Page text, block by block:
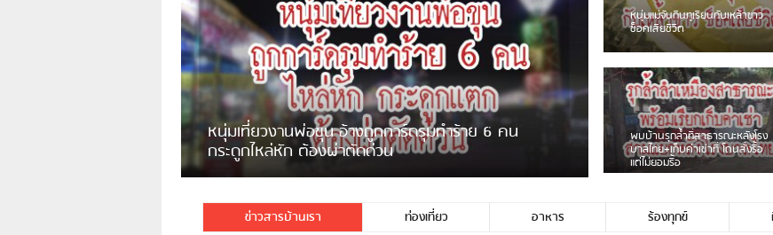
หนุ่มแม่จันกินทุเรียนกับเหล้าขาว
ช็อคเสียชีวิต
แจ้งเตือน ระวังคนเร่ร่อนหน้า
รพ.ไทย หลอกขอเงินแต่เอาไปกิน
เหล้า
พบบ้านรุกล้ำที่สาธารณะหลังโรง
บาลไทย+เก็บค่าเช่าที่ โดนสั่งรื้อ
ชาวเชียงรายฉุนจัด พบคนทิ้งเศษ
กระจกแตกลงแม่น้ำกกฝั่งหมิ่น
ชาวเน็ตสวดยับ
พอไม่ซื้อเดินตาม
มีชาวเน็ตรายหนึ่งซึ่งแ
ข่าวสารบ้านเรา ท่องเที่ยว อาหาร ร้องทุกข์